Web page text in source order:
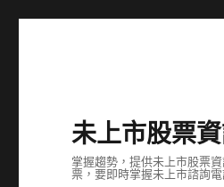
未上市股票
掌握趨勢，提供未上市股票
票，要即時掌握未上市諮詢